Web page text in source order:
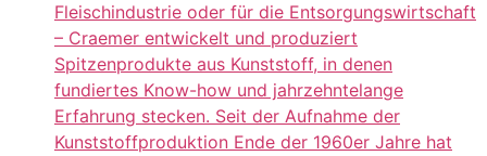
Fleischindustrie oder für die Entsorgungswirtschaft
– Craemer entwickelt und produziert
Spitzenprodukte aus Kunststoff, in denen
fundiertes Know-how und jahrzehntelange
Erfahrung stecken. Seit der Aufnahme der
Kunststoffproduktion Ende der 1960er Jahre hat